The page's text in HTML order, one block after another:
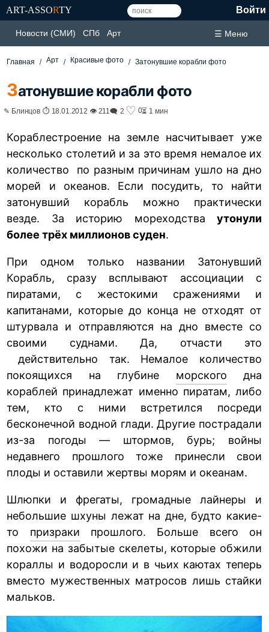
ART-ASSORTY Войти
Новости (СМИ) СПб Арт ☰ Меню
Главная Арт Красивые фото Затонувшие корабли фото
Затонувшие корабли фото
✎ Блинцов ⏱ 18.01.2012 👁 211🗨 2 ♡ 0⏳ 1 мин
Кораблестроение на земле насчитывает уже
несколько столетий и за это время немалое их
количество по разным причинам ушло на дно
морей и океанов. Если посудить, то найти
затонувший корабль можно практически
везде. За историю мореходства утонули
более трёх миллионов суден.
При одном только названии Затонувший
Корабль, сразу всплывают ассоциации с
пиратами, с жестокими сражениями и
капитанами, которые до конца не отходят от
штурвала и отправляются на дно вместе со
своими суднами. Да, отчасти это
действительно так. Немалое количество
покоящихся на глубине морского дна
кораблей принадлежат именно пиратам, либо
тем, кто с ними встретился посреди
бесконечной водной глади. Другие пострадали
из-за погоды — штормов, бурь; войны
недавнего прошлого тоже принесли свои
плоды и оставили жертвы морям и океанам.
Шлюпки и фрегаты, громадные лайнеры и
небольшие шхуны лежат на дне, будто какие-
то призраки прошлого. Больше всего он
похожи на забытые скелеты, которые обжили
кораллы и водоросли и в чьих каютах теперь
вместо мужественных матросов лишь стайки
мальков.